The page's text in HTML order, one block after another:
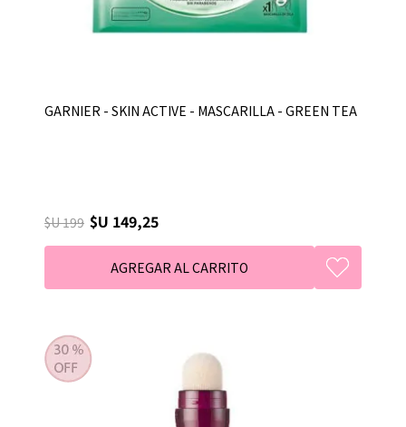
GARNIER - SKIN ACTIVE - MASCARILLA - GREEN TEA
$U 199 $U 149,25